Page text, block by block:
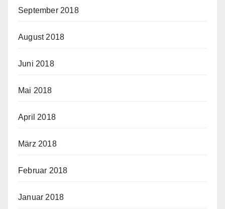
September 2018
August 2018
Juni 2018
Mai 2018
April 2018
März 2018
Februar 2018
Januar 2018